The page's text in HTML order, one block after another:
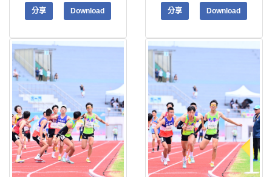
分享 Download 分享 Download